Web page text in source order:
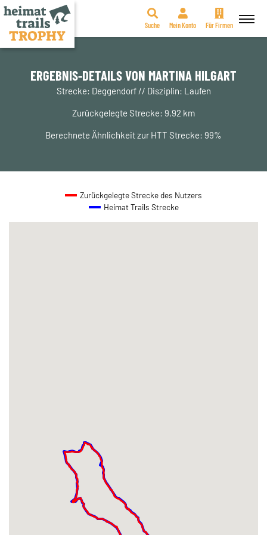
Zum
springen
Suche Mein Konto Für Firmen
ERGEBNIS-DETAILS VON MARTINA HILGART
Strecke: Deggendorf // Disziplin: Laufen
Zurückgelegte Strecke: 9,92 km
Berechnete Ähnlichkeit zur HTT Strecke: 99%
Zurückgelegte Strecke des Nutzers
Heimat Trails Strecke